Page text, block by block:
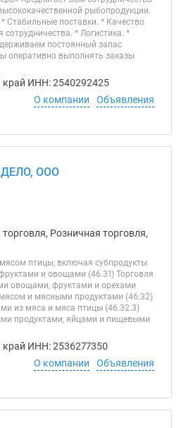
рыбопродукции.
Стабильные поставки. * Качество
сотрудничества. * Логистика. *
постоянный запас
оперативно выполнять заказы
край ИНН: 2540292425
О компании
Объявления
ООО
Розничная торговля,
птицы, включая субпродукты
и овощами (46.31) Торговля
овощами, фруктами и орехами
и мясными продуктами (46.32)
из мяса и мяса птицы (46.32.3)
продуктами, яйцами и пищевыми
ИНН: 2536277350
О компании
Объявления